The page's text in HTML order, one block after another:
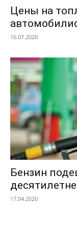
Цены на
16.07.2020
Бензин
17.04.2020